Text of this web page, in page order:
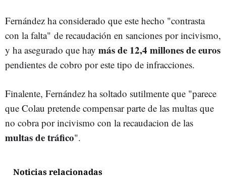
Fernández ha considerado que este hecho "contrasta
con la falta" de recaudación en sanciones por incivismo,
y ha asegurado que hay más de 12,4 millones de euros
pendientes de cobro por este tipo de infracciones.
Finalente, Fernández ha soltado sutilmente que "parece
que Colau pretende compensar parte de las multas que
no cobra por incivismo con la recaudacion de las
multas de tráfico".
Noticias relacionadas